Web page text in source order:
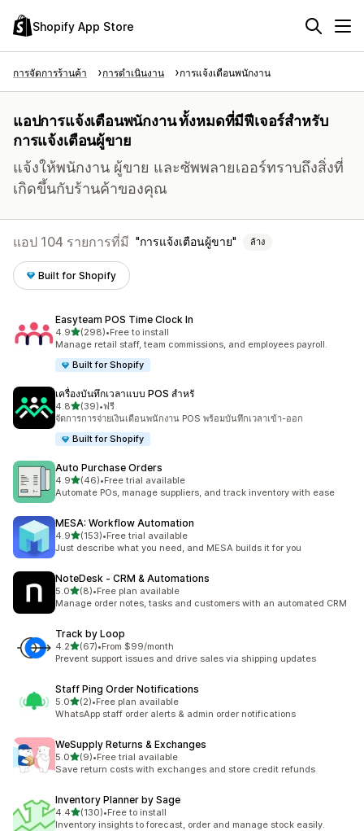
Shopify App Store
การจัดการร้านค้า การดำเนินงาน การแจ้งเตือนพนักงาน
แอปการแจ้งเตือนพนักงาน ทั้งหมดที่มีฟีเจอร์สำหรับ
การแจ้งเตือนผู้ขาย
แจ้งให้พนักงาน ผู้ขาย และซัพพลายเออร์ทราบถึงสิ่งที่
เกิดขึ้นกับร้านค้าของคุณ
แอป 104 รายการที่มี การแจ้งเตือนผู้ขาย ล้าง
Built for Shopify
Easyteam POS Time Clock In
4.9เต็ม 5 ดาว
(298)
ทั้งหมด 298 รีวิว
•Free to install
Manage retail staff, team commissions, and employees payroll.
Built for Shopify
เครื่องบันทึกเวลาแบบ POS สำหรั
4.8เต็ม 5 ดาว
(39)
ทั้งหมด 39 รีวิว
•ฟรี
จัดการการจ่ายเงินเดือนพนักงาน POS พร้อมบันทึกเวลาเข้า-ออก
Built for Shopify
Auto Purchase Orders
4.9เต็ม 5 ดาว
(46)
ทั้งหมด 46 รีวิว
•Free trial available
Automate POs, manage suppliers, and track inventory with ease
MESA: Workflow Automation
4.9เต็ม 5 ดาว
(153)
ทั้งหมด 153 รีวิว
•Free trial available
Just describe what you need, and MESA builds it for you
NoteDesk ‑ CRM & Automations
5.0เต็ม 5 ดาว
(8)
ทั้งหมด 8 รีวิว
•Free plan available
Manage order notes, tasks and customers with an automated CRM
Track by Loop
4.2เต็ม 5 ดาว
(67)
ทั้งหมด 67 รีวิว
•From $99/month
Prevent support issues and drive sales via shipping updates
Staff Ping Order Notifications
5.0เต็ม 5 ดาว
(2)
ทั้งหมด 2 รีวิว
•Free plan available
WhatsApp staff order alerts & admin order notifications
WeSupply Returns & Exchanges
5.0เต็ม 5 ดาว
(9)
ทั้งหมด 9 รีวิว
•Free trial available
Save return costs with exchanges and store credit refunds
Inventory Planner by Sage
4.4เต็ม 5 ดาว
(130)
ทั้งหมด 130 รีวิว
•Free to install
Inventory insights to forecast, order and manage stock easily.